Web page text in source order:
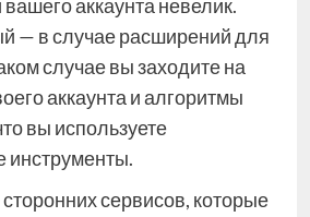
аккаунта невелик.
— в случае расширений для
случае вы заходите на
аккаунта и алгоритмы
вы используете
инструменты.
сервисов, которые